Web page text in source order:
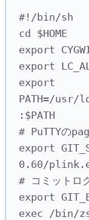
#!/bin/sh
cd $HOME
export
export
export
PATH=/usr/
:$PATH
# PuTTYの
export
0.60/
# コミットロ
export
exec
/bin/